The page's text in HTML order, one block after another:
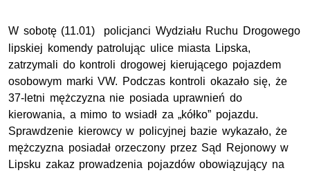
W sobotę (11.01) policjanci Wydziału Ruchu Drogowego
lipskiej komendy patrolując ulice miasta Lipska,
zatrzymali do kontroli drogowej kierującego pojazdem
osobowym marki VW. Podczas kontroli okazało się, że
37-letni mężczyzna nie posiada uprawnień do
kierowania, a mimo to wsiadł za „kółko” pojazdu.
Sprawdzenie kierowcy w policyjnej bazie wykazało, że
mężczyzna posiadał orzeczony przez Sąd Rejonowy w
Lipsku zakaz prowadzenia pojazdów obowiązujący na